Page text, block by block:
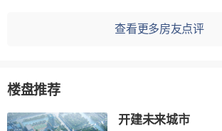
查看更多房友点评
楼盘推荐
开建未来城市